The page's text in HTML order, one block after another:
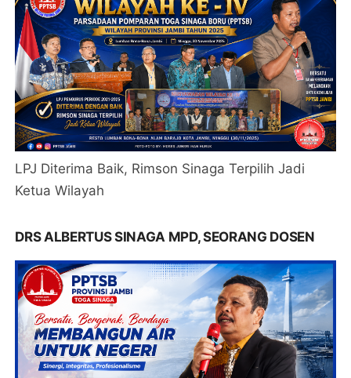
LPJ Diterima Baik, Rimson Sinaga Terpilih Jadi
Ketua Wilayah
DRS ALBERTUS SINAGA MPD, SEORANG DOSEN